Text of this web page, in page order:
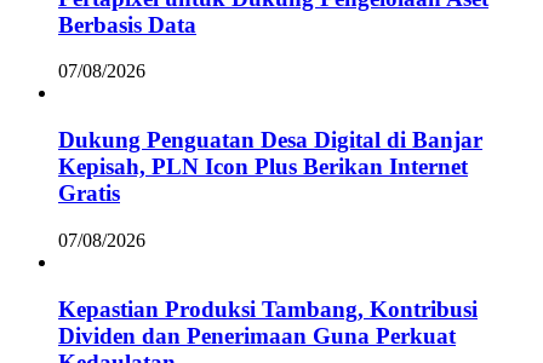
Berbasis Data
07/08/2026
Dukung Penguatan Desa Digital di Banjar
Kepisah, PLN Icon Plus Berikan Internet
Gratis
07/08/2026
Kepastian Produksi Tambang, Kontribusi
Dividen dan Penerimaan Guna Perkuat